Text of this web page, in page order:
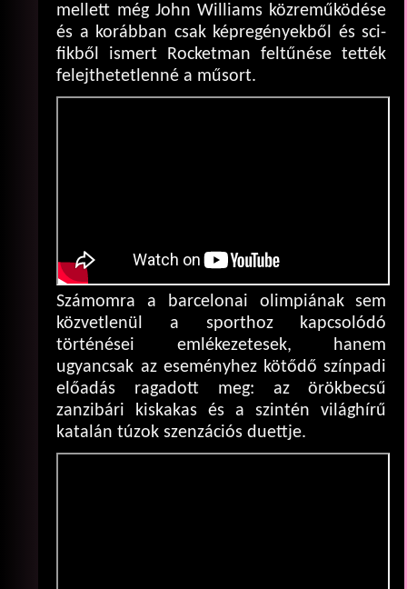
mellett még John Williams közreműködése
és a korábban csak képregényekből és sci-
fikből ismert Rocketman feltűnése tették
felejthetetlenné a műsort.
Számomra a barcelonai olimpiának sem
közvetlenül a sporthoz kapcsolódó
történései emlékezetesek, hanem
ugyancsak az eseményhez kötődő színpadi
előadás ragadott meg: az örökbecsű
zanzibári kiskakas és a szintén világhírű
katalán túzok szenzációs duettje.